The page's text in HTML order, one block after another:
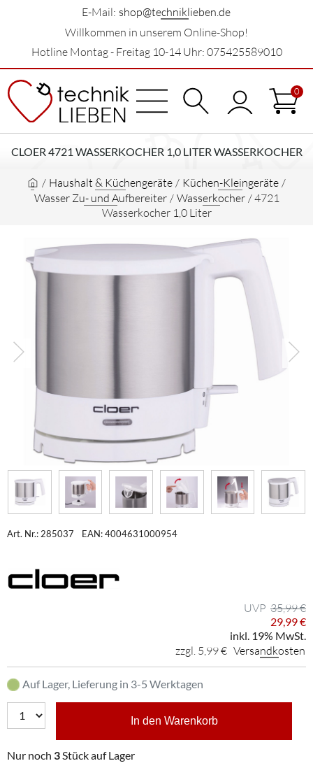
E-Mail: shop@techniklieben.de
Willkommen in unserem Online-Shop!
Hotline Montag - Freitag 10-14 Uhr: 075425589010
0
CLOER 4721 WASSERKOCHER 1,0 LITER WASSERKOCHER
/ Haushalt & Küchengeräte / Küchen-Kleingeräte /
Wasser Zu- und Aufbereiter / Wasserkocher /4721
Wasserkocher 1,0 Liter
Art. Nr.: 285037 EAN: 4004631000954
35,99 €
29,99 €
inkl. 19% MwSt.
zzgl. 5,99 € Versandkosten
Auf Lager, Lieferung in 3-5 Werktagen
In den Warenkorb
Nur noch 3Stück auf Lager